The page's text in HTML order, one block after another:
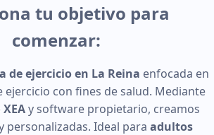
tu objetivo para
comenzar:
de ejercicio en La Reina enfocada en
ejercicio con fines de salud. Mediante
y software propietario, creamos
personalizadas. Ideal para adultos